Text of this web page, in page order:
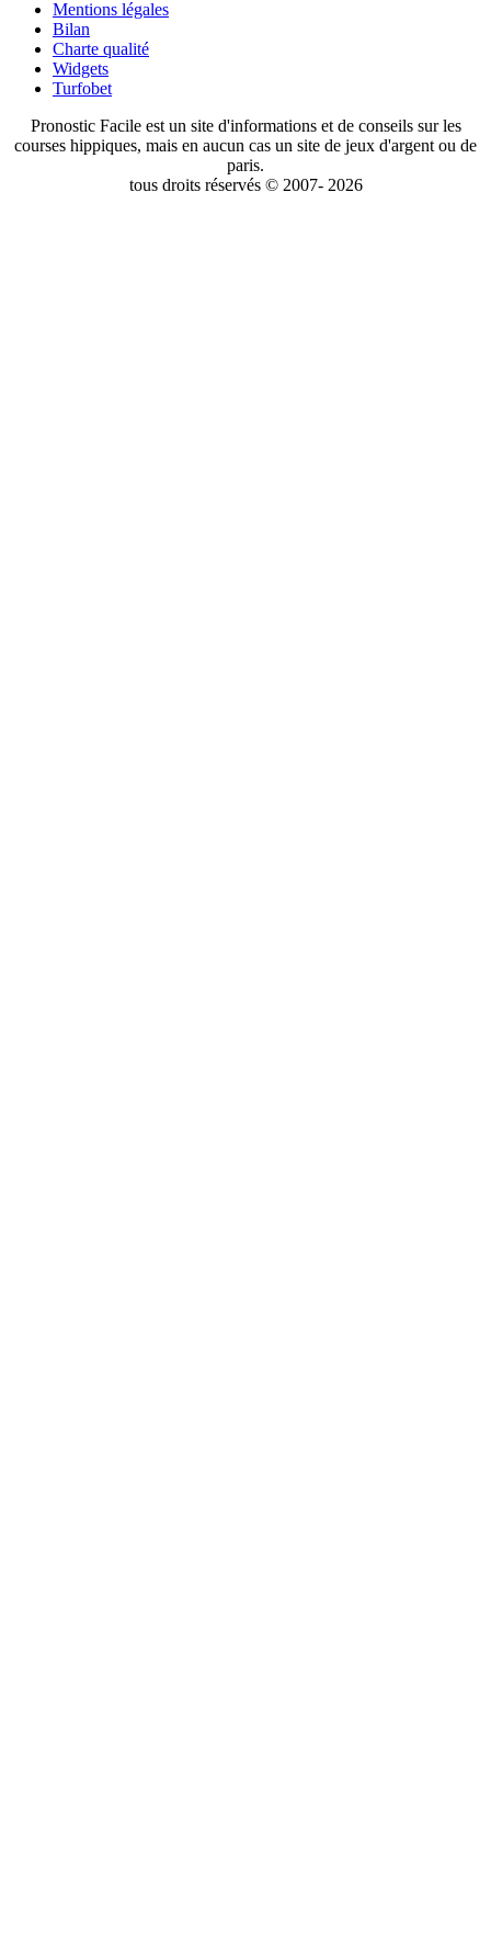
Mentions légales
Bilan
Charte qualité
Widgets
Turfobet
Pronostic Facile est un site d'informations et de conseils sur les
courses hippiques, mais en aucun cas un site de jeux d'argent ou de
paris.
tous droits réservés © 2007- 2026